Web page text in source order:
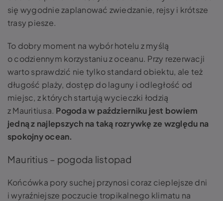
się wygodnie zaplanować zwiedzanie, rejsy i krótsze
trasy piesze.
To dobry moment na wybór hotelu z myślą
o codziennym korzystaniu z oceanu. Przy rezerwacji
warto sprawdzić nie tylko standard obiektu, ale też
długość plaży, dostęp do laguny i odległość od
miejsc, z których startują wycieczki łodzią
z Mauritiusa. Pogoda w październiku jest bowiem
jedną z najlepszych na taką rozrywkę ze względu na
spokojny ocean.
Mauritius – pogoda listopad
Końcówka pory suchej przynosi coraz cieplejsze dni
i wyraźniejsze poczucie tropikalnego klimatu na